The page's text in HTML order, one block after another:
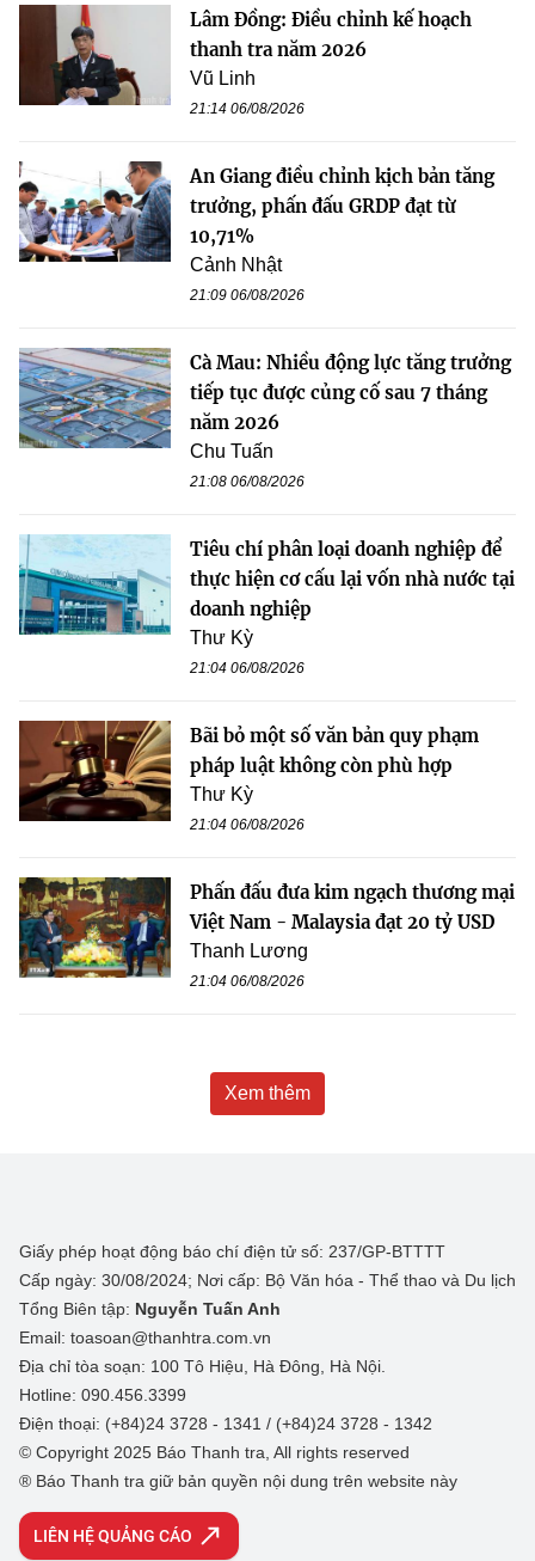
Lâm Đồng: Điều chỉnh kế hoạch
thanh tra năm 2026
Vũ Linh
21:14 06/08/2026
An Giang điều chỉnh kịch bản tăng
trưởng, phấn đấu GRDP đạt từ
10,71%
Cảnh Nhật
21:09 06/08/2026
Cà Mau: Nhiều động lực tăng trưởng
tiếp tục được củng cố sau 7 tháng
năm 2026
Chu Tuấn
21:08 06/08/2026
Tiêu chí phân loại doanh nghiệp để
thực hiện cơ cấu lại vốn nhà nước tại
doanh nghiệp
Thư Kỳ
21:04 06/08/2026
Bãi bỏ một số văn bản quy phạm
pháp luật không còn phù hợp
Thư Kỳ
21:04 06/08/2026
Phấn đấu đưa kim ngạch thương mại
Việt Nam - Malaysia đạt 20 tỷ USD
Thanh Lương
21:04 06/08/2026
Xem thêm
Giấy phép hoạt động báo chí điện tử số: 237/GP-BTTTT
Cấp ngày: 30/08/2024; Nơi cấp: Bộ Văn hóa - Thể thao và Du lịch
Tổng Biên tập: Nguyễn Tuấn Anh
Email: toasoan@thanhtra.com.vn
Địa chỉ tòa soạn: 100 Tô Hiệu, Hà Đông, Hà Nội.
Hotline: 090.456.3399
Điện thoại: (+84)24 3728 - 1341 / (+84)24 3728 - 1342
© Copyright 2025 Báo Thanh tra, All rights reserved
® Báo Thanh tra giữ bản quyền nội dung trên website này
LIÊN HỆ QUẢNG CÁO